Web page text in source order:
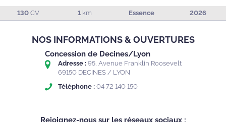
130 CV 1 km Essence 2026
NOS INFORMATIONS & OUVERTURES
Concession de Decines/Lyon
Adresse : 95, Avenue Franklin Roosevelt
69150 DECINES / LYON
Téléphone : 04 72 140 150
Rejoignez-nous sur les réseaux sociaux :